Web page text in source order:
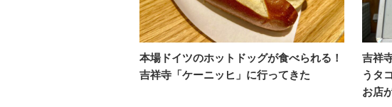
本場ドイツのホットドッグが食べられる！
吉祥寺「ケーニッヒ」に行ってきた
吉祥
うタ
お店